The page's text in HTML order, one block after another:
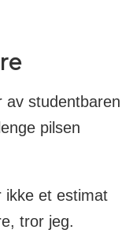
av studentbaren
pilsen
ikke et estimat
tror jeg.